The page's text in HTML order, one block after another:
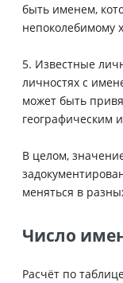
быть именем,
непоколебимому
5. Известные
личностях с
может быть
географическим
В целом,
меняться в
Число
Расчёт по